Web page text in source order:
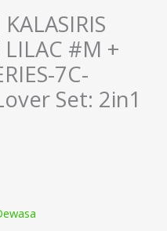
LILAC #M +
7C-
Set: 2in1